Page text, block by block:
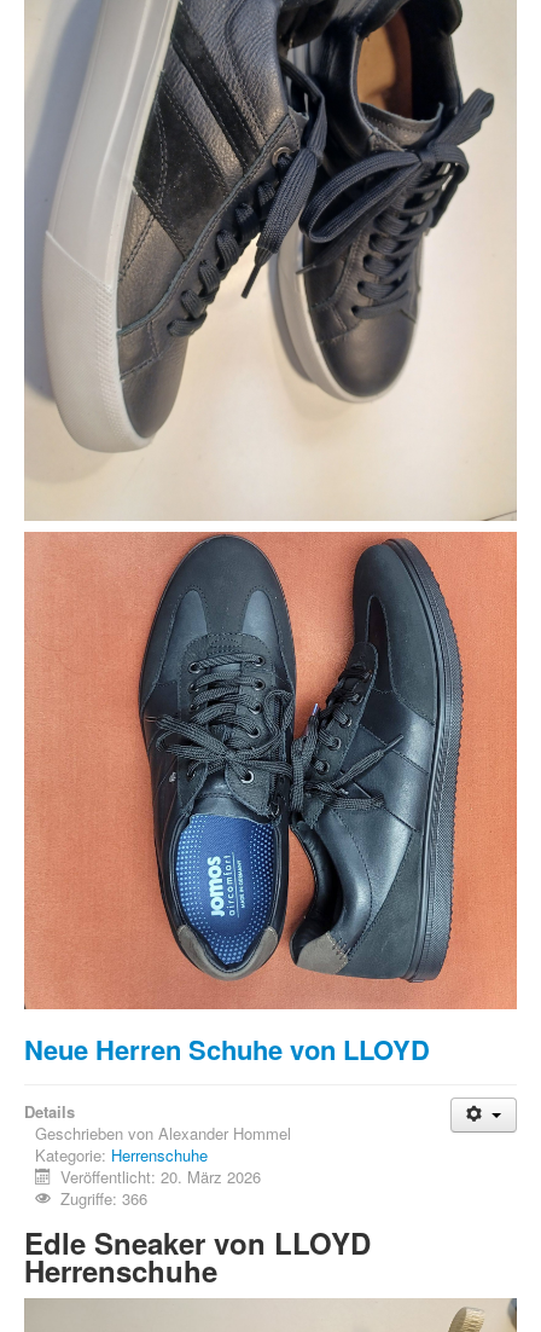
Neue Herren Schuhe von LLOYD
Details
Geschrieben von Alexander Hommel
Kategorie: Herrenschuhe
Veröffentlicht: 20. März 2026
Zugriffe: 366
Edle Sneaker von LLOYD
Herrenschuhe